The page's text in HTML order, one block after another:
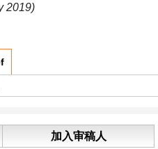
2019)
加入审稿人